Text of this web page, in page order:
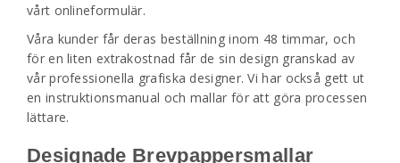
vårt onlineformulär.
Våra kunder får deras beställning inom 48 timmar, och
för en liten extrakostnad får de sin design granskad av
vår professionella grafiska designer. Vi har också gett ut
en instruktionsmanual och mallar för att göra processen
lättare.
Designade Brevpappersmallar